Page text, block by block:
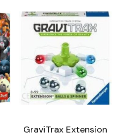
GraviTrax Extension